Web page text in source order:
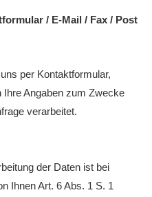
/ E-Mail / Fax / Post
per Kontaktformular,
Angaben zum Zwecke
verarbeitet.
der Daten ist bei
Ihnen Art. 6 Abs. 1 S. 1